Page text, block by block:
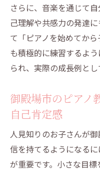
さらに、音楽を通じて
己理解や共感力の発達
て「ピアノを始めてか
も積極的に練習するよ
られ、実際の成長例とし
御殿場市のピアノ
自己肯定感
人見知りのお子さんが
信を持てるようになる
が重要です。小さな目